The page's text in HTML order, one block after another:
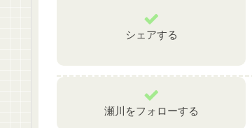
シェアする
瀬川をフォローする